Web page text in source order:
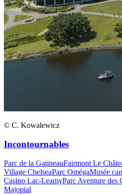
© C. Kowalewicz
Incontournables
Parc de la GatineauFairmont Le
Village ChelseaParc OmégaMusée
Casino Lac-LeamyParc Aventure des
Majopial